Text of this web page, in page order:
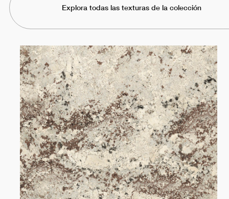
Explora todas las texturas de la colección